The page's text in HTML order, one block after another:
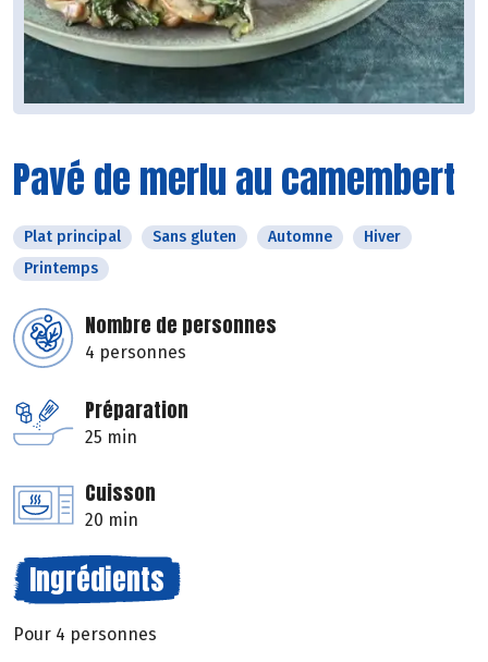
Pavé de merlu au camembert
Plat principal Sans gluten Automne
Hiver
Printemps
Nombre de personnes
4 personnes
Préparation
25 min
Cuisson
20 min
Ingrédients
Pour 4 personnes